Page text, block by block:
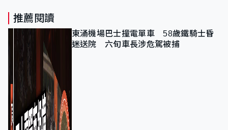
推薦閱讀
東涌機場巴士撞電單車 58歲鐵騎士昏
迷送院 六旬車長涉危駕被捕